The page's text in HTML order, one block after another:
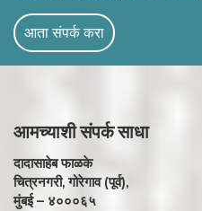
आता संपर्क करा
आमच्याशीसंपर्क साधा
दादासाहेब फाळके
चित्रनगरी, गोरेगाव (पूर्व),
मुंबई – ४०००६५